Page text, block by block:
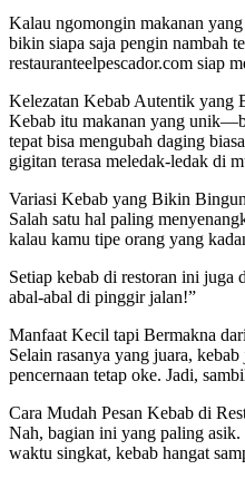
Kalau ngomongin makanan
bikin siapa saja pengin nambah
restauranteelpescador.com siap
Kelezatan Kebab Autentik yang
Kebab itu makanan yang
tepat bisa mengubah daging
gigitan terasa meledak-ledak di
Variasi Kebab yang Bikin
Salah satu hal paling
kalau kamu tipe orang yang
Setiap kebab di restoran ini juga
abal-abal di pinggir jalan!”
Manfaat Kecil tapi Bermakna
Selain rasanya yang juara,
pencernaan tetap oke. Jadi,
Cara Mudah Pesan Kebab di
Nah, bagian ini yang paling
waktu singkat, kebab hangat